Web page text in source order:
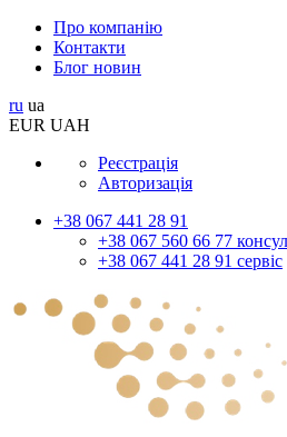
Про компанію
Контакти
Блог новин
ru ua
EUR UAH
Реєстрація
Авторизація
+38 067 441 28 91
+38 067 560 66 77
+38 067 441 28 91 сервіс